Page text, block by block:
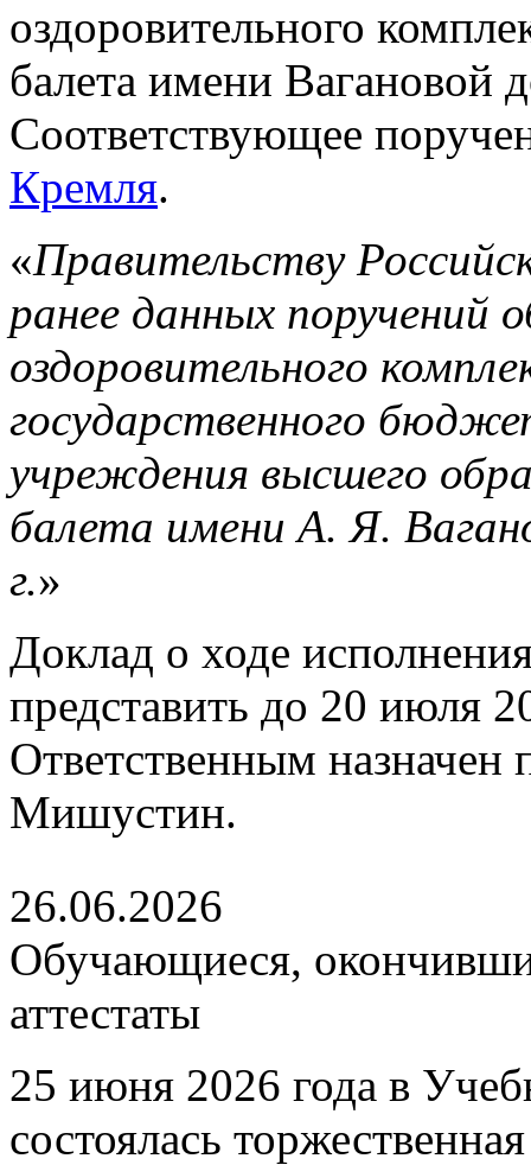
оздоровительного
балета имени Вагановой
Соответствующее
Кремля.
«Правительству
ранее данных поручений
оздоровительного
государственного
учреждения высшего
балета имени А. Я.
г.»
Доклад о ходе
представить до 20 июля
Ответственным
Мишустин.
26.06.2026
Обучающиеся,
аттестаты
25 июня 2026 года в
состоялась